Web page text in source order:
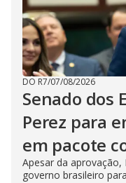
DO R7/07/08/2026
Senado dos
Perez para
em pacote
Apesar da aprovação,
governo brasileiro